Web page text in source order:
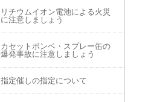
リチウムイオン電池による火災
に注意しましょう
カセットボンベ・スプレー缶の
爆発事故に注意しましょう
指定催しの指定について